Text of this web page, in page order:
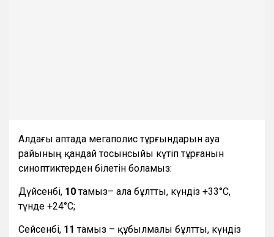
Алдағы аптада мегаполис тұрғындарын ауа
райының қандай тосынсыйы күтіп тұрғанын
синоптиктерден білетін боламыз:
Дүйсенбі, 10тамыз– ала бұлтты, күндіз +33°С,
түнде +24°С;
Сейсенбі, 11тамыз – құбылмалы бұлтты, күндіз